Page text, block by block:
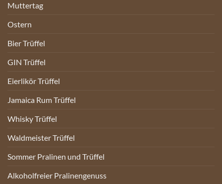
Muttertag
Ostern
Bier Trüffel
GIN Trüffel
Eierlikör Trüffel
Jamaica Rum Trüffel
Whisky Trüffel
Waldmeister Trüffel
Sommer Pralinen und Trüffel
Alkoholfreier Pralinengenuss